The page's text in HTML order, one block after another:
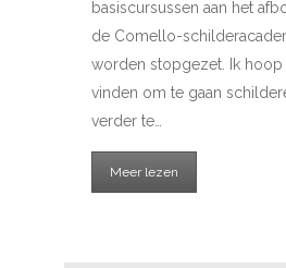
basiscursussen aan het
de Comello-
worden stopgezet. Ik
vinden om te gaan
verder te…
Meer lezen